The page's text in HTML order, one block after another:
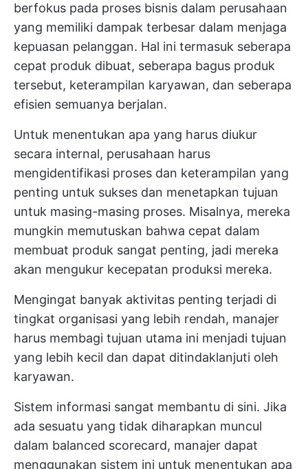
berfokus pada proses bisnis dalam perusahaan
yang memiliki dampak terbesar dalam menjaga
kepuasan pelanggan. Hal ini termasuk seberapa
cepat produk dibuat, seberapa bagus produk
tersebut, keterampilan karyawan, dan seberapa
efisien semuanya berjalan.
Untuk menentukan apa yang harus diukur
secara internal, perusahaan harus
mengidentifikasi proses dan keterampilan yang
penting untuk sukses dan menetapkan tujuan
untuk masing-masing proses. Misalnya, mereka
mungkin memutuskan bahwa cepat dalam
membuat produk sangat penting, jadi mereka
akan mengukur kecepatan produksi mereka.
Mengingat banyak aktivitas penting terjadi di
tingkat organisasi yang lebih rendah, manajer
harus membagi tujuan utama ini menjadi tujuan
yang lebih kecil dan dapat ditindaklanjuti oleh
karyawan.
Sistem informasi sangat membantu di sini. Jika
ada sesuatu yang tidak diharapkan muncul
dalam balanced scorecard, manajer dapat
menggunakan sistem ini untuk menentukan apa